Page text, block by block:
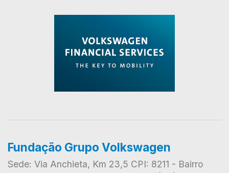
Fundação Grupo Volkswagen
Sede: Via Anchieta, Km 23,5 CPI: 8211 - Bairro